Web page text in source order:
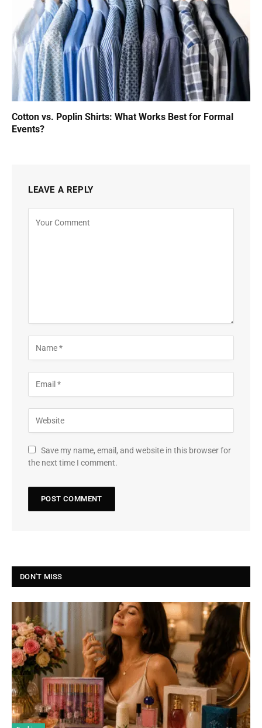
Cotton vs. Poplin Shirts: What Works Best for Formal
Events?
LEAVE A REPLY
Save my name, email, and website in this browser for
the next time I comment.
DON'T MISS